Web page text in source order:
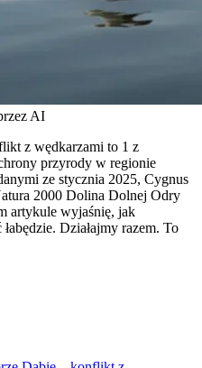
AI
z wędkarzami to 1 z
przyrody w regionie
ze stycznia 2025, Cygnus
2000 Dolina Dolnej Odry
artykule wyjaśnię, jak
Działajmy razem. To